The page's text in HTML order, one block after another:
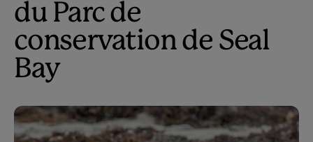
du Parc de
conservation de Seal
Bay